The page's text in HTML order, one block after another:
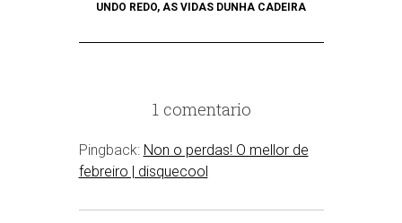
UNDO REDO, AS VIDAS DUNHA CADEIRA
1 comentario
Pingback: Non o perdas! O mellor de
febreiro | disquecool